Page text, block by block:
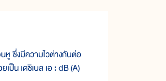
หู ซึ่งมีความไวต่างกันต่อ
ป็น เดซิเบล เอ : dB (A)